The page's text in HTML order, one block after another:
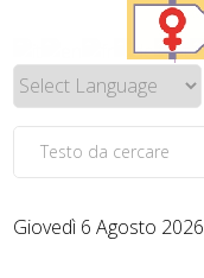
Giovedì 6 Agosto 2026